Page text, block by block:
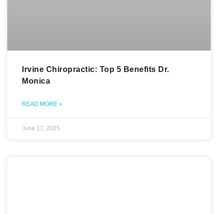
Irvine Chiropractic: Top 5 Benefits Dr.
Monica
READ MORE »
June 17, 2025